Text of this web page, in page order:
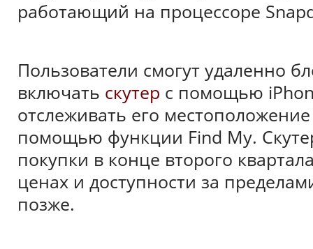
работающий на процессоре
Пользователи смогут удаленно
включать скутер с помощью
отслеживать его
помощью функции Find My.
покупки в конце второго
ценах и доступности за
позже.